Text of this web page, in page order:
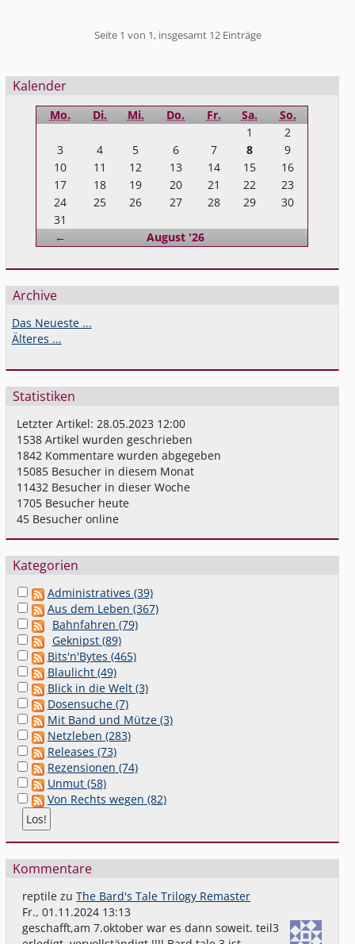
PaginationSeite 1 von 1, insgesamt 12 Einträge
Seitenleiste
Kalender
Mo. Di. Mi. Do. Fr. Sa. So.
← August '26
1
2
3
4 5 6 7 8
9
10
11 12 13 14 15
16
17
18 19 20 21 22
23
24
25 26 27 28 29
30
31
Archive
Das Neueste ...
Älteres ...
Statistiken
Letzter Artikel:28.05.2023 12:00
1538 Artikel wurden geschrieben
1842 Kommentare wurden abgegeben
15085 Besucher in diesem Monat
11432 Besucher in dieser Woche
1705 Besucher heute
45 Besucher online
Kategorien
Administratives (39)
Aus dem Leben (367)
Bahnfahren (79)
Geknipst (89)
Bits'n'Bytes (465)
Blaulicht (49)
Blick in die Welt (3)
Dosensuche (7)
Mit Band und Mütze (3)
Netzleben (283)
Releases (73)
Rezensionen (74)
Unmut (58)
Von Rechts wegen (82)
Kommentare
reptile zuThe Bard's Tale Trilogy Remaster
Fr., 01.11.2024 13:13
geschafft,am 7.oktober war es dann soweit. teil3